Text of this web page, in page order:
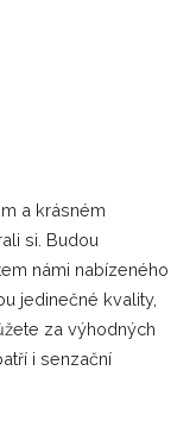
a krásném
si. Budou
námi nabízeného
jedinečné kvality,
za výhodných
i senzační